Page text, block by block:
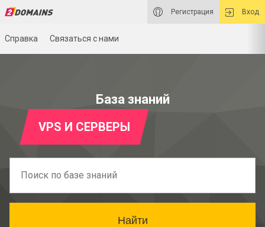
Регистрация Вход
Справка Связаться с нами
База знаний
VPS И СЕРВЕРЫ
Найти